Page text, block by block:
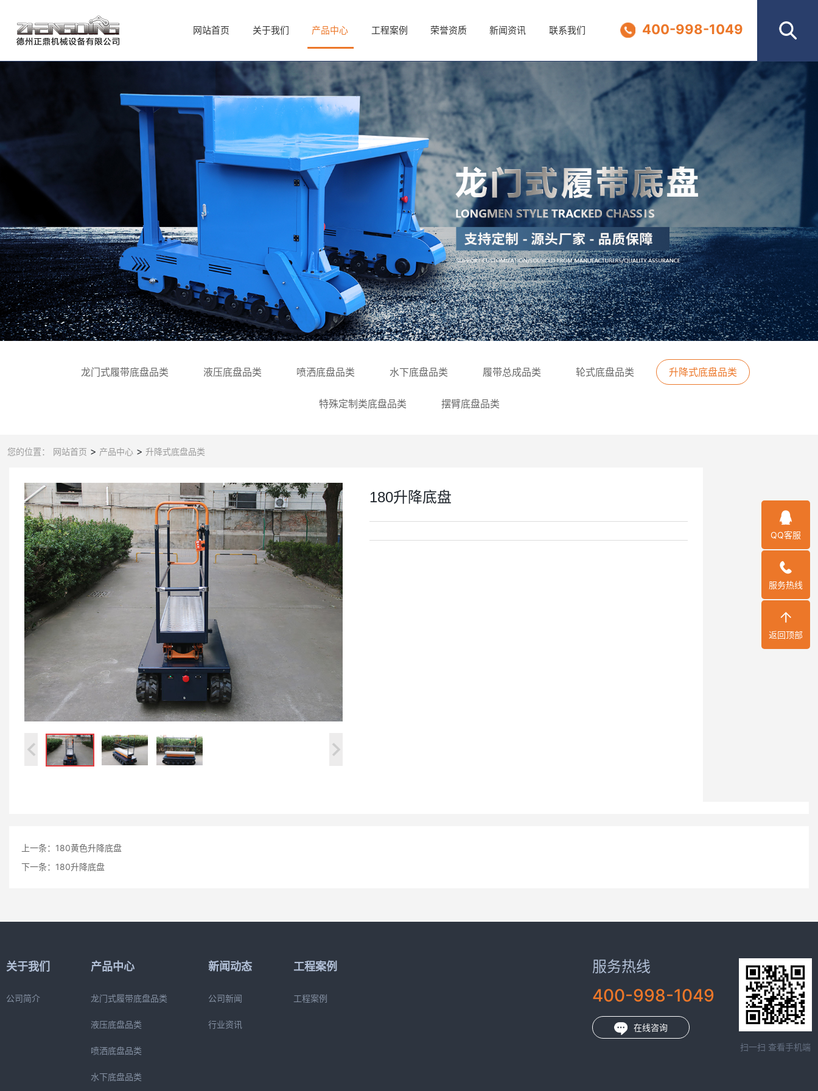
网站首页 关于我们 产品中心 工程案例 荣誉资质 新闻资讯 联系我们 400-998-1049
您的位置： 网站首页 > 产品中心 > 升降式底盘品类
龙门式履带底盘品类 液压底盘品类 喷洒底盘品类 水下底盘品类 履带总成品类 轮式底盘品类 升降式底盘品类
特殊定制类底盘品类 摆臂底盘品类
180升降底盘
上一条： 180黄色升降底盘
下一条： 180升降底盘
网站首页 关于我们 产品中心 工程案例 荣誉资质 新闻资讯 联系我们 400-998-1049
QQ客服
服务热线
返回顶部
关于我们
公司简介
产品中心
龙门式履带底盘品类
液压底盘品类
喷洒底盘品类
水下底盘品类
新闻动态
公司新闻
行业资讯
工程案例
工程案例
扫一扫 查看手机端
服务热线
400-998-1049
在线咨询